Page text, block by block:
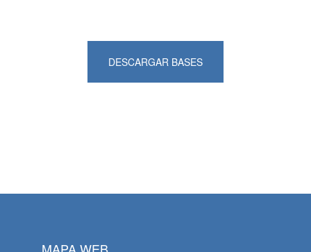
DESCARGAR BASES